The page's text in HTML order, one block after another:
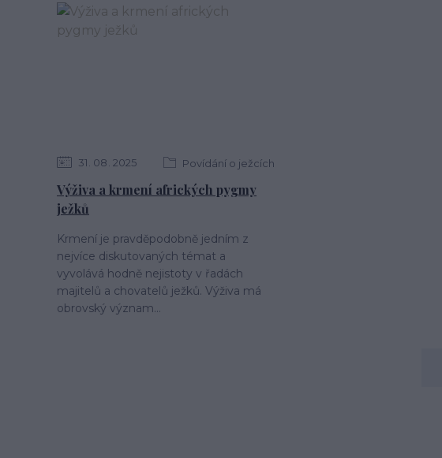
31 08 2025 Povídání o ježcích
Výživa a krmení afrických pygmy
ježků
Krmení je pravděpodobně jedním z
nejvíce diskutovaných témat a
vyvolává hodně nejistoty v řadách
majitelů a chovatelů ježků. Výživa má
obrovský význam...